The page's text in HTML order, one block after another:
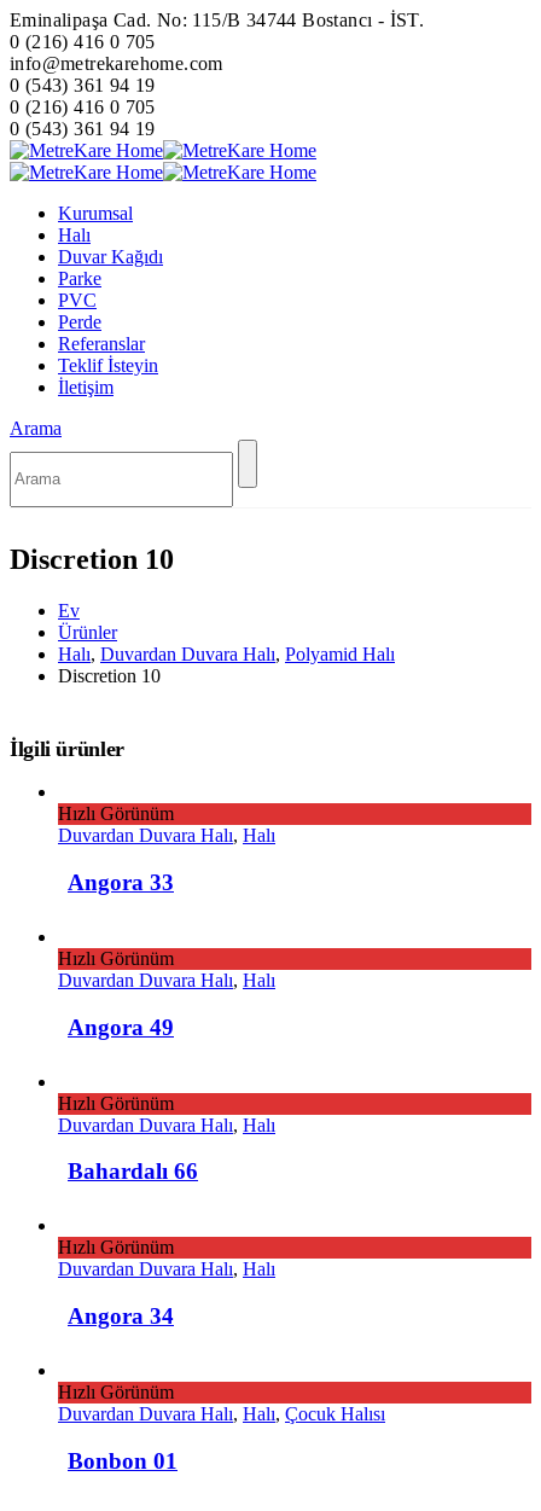
Eminalipaşa Cad. No: 115/B 34744 Bostancı - İST.
0 (216) 416 0 705
info@metrekarehome.com
0 (543) 361 94 19
0 (216) 416 0 705
0 (543) 361 94 19
Kurumsal
Halı
Duvar Kağıdı
Parke
PVC
Perde
Referanslar
Teklif İsteyin
İletişim
Arama
Discretion 10
Ev
Ürünler
Halı, Duvardan Duvara Halı, Polyamid Halı
Discretion 10
İlgili ürünler
Hızlı Görünüm
Duvardan Duvara Halı, Halı
Angora 33
Hızlı Görünüm
Duvardan Duvara Halı, Halı
Angora 49
Hızlı Görünüm
Duvardan Duvara Halı, Halı
Bahardalı 66
Hızlı Görünüm
Duvardan Duvara Halı, Halı
Angora 34
Hızlı Görünüm
Duvardan Duvara Halı, Halı, Çocuk Halısı
Bonbon 01